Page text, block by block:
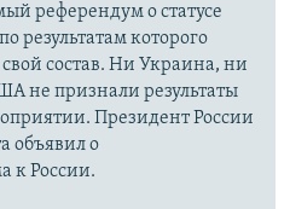
референдум о статусе
результатам которого
состав. Ни Украина, ни
не признали результаты
Президент России
объявил о
к России.